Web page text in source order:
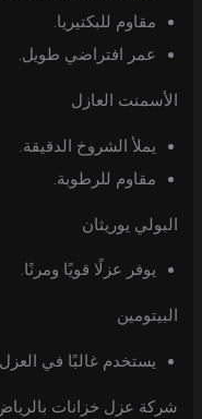
مقاوم للبكتيريا.
عمر افتراضي طويل.
الأسمنت العازل
يملأ الشروخ الدقيقة.
مقاوم للرطوبة.
البولي يوريثان
يوفر عزلًا قويًا ومرنًا.
البيتومين
يستخدم غالبًا في
شركة عزل خزانات بالرياض /